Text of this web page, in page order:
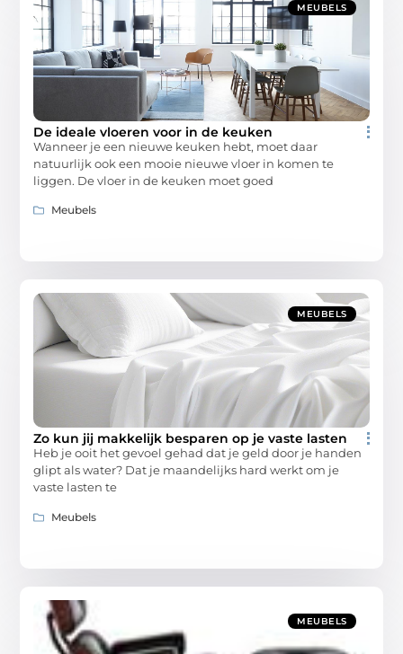
MEUBELS
De ideale vloeren voor in de keuken
Wanneer je een nieuwe keuken hebt, moet daar
natuurlijk ook een mooie nieuwe vloer in komen te
liggen. De vloer in de keuken moet goed
Meubels
MEUBELS
Zo kun jij makkelijk besparen op je vaste lasten
Heb je ooit het gevoel gehad dat je geld door je handen
glipt als water? Dat je maandelijks hard werkt om je
vaste lasten te
Meubels
MEUBELS